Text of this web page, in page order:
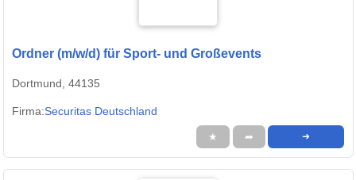
Ordner (m/w/d) für Sport- und Großevents
Dortmund, 44135
Firma:Securitas Deutschland
★ ➦ ➜